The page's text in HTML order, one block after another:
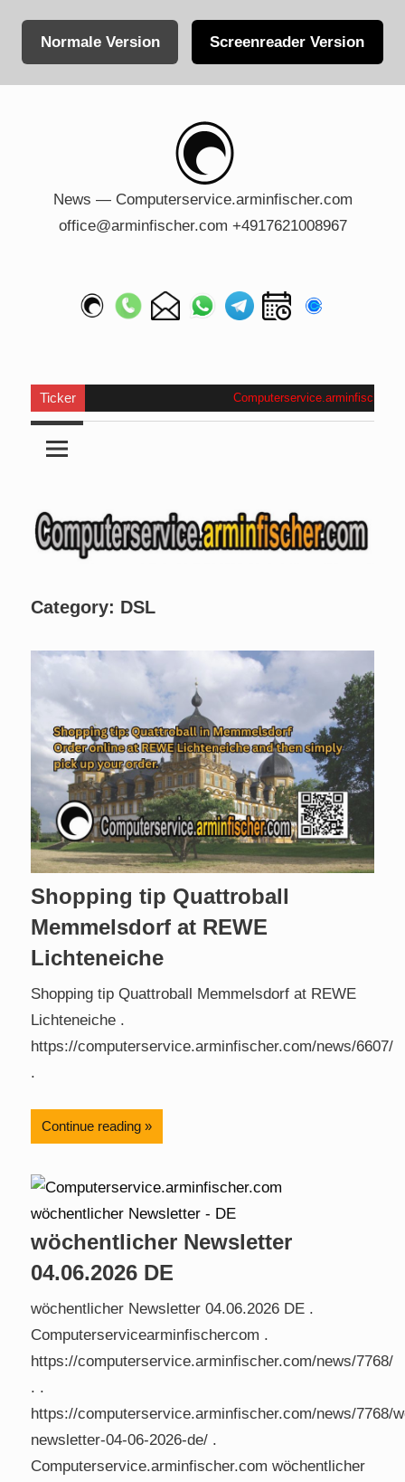
Normale Version Screenreader Version
News — Computerservice.arminfischer.com
office@arminfischer.com +4917621008967
Ticker Computerservice.arminfischer.com
Category: DSL
Shopping tip Quattroball
Memmelsdorf at REWE
Lichteneiche
Shopping tip Quattroball Memmelsdorf at REWE
Lichteneiche .
https://computerservice.arminfischer.com/news/6607/
.
Continue reading
wöchentlicher Newsletter
04.06.2026 DE
wöchentlicher Newsletter 04.06.2026 DE .
Computerservicearminfischercom .
https://computerservice.arminfischer.com/news/7768/
. .
https://computerservice.arminfischer.com/news/7768/
newsletter-04-06-2026-de/ .
Computerservice.arminfischer.com wöchentlicher